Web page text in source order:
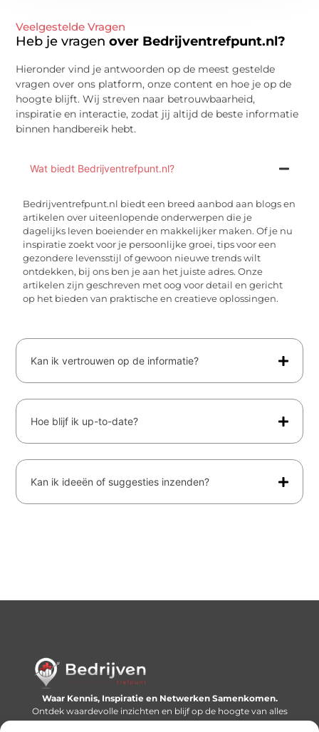
Veelgestelde Vragen
Heb je vragenover Bedrijventrefpunt.nl?
Hieronder vind je antwoorden op de meest gestelde
vragen over ons platform, onze content en hoe je op de
hoogte blijft. Wij streven naar betrouwbaarheid,
inspiratie en interactie, zodat jij altijd de beste informatie
binnen handbereik hebt.
Wat biedt Bedrijventrefpunt.nl?
Bedrijventrefpunt.nl biedt een breed aanbod aan blogs en
artikelen over uiteenlopende onderwerpen die je
dagelijks leven boeiender en makkelijker maken. Of je nu
inspiratie zoekt voor je persoonlijke groei, tips voor een
gezondere levensstijl of gewoon nieuwe trends wilt
ontdekken, bij ons ben je aan het juiste adres. Onze
artikelen zijn geschreven met oog voor detail en gericht
op het bieden van praktische en creatieve oplossingen.
Kan ik vertrouwen op de informatie?
Hoe blijf ik up-to-date?
Kan ik ideeën of suggesties inzenden?
Waar Kennis, Inspiratie en Netwerken Samenkomen.
Ontdek waardevolle inzichten en blijf op de hoogte van alles
wat er speelt in de wereld.